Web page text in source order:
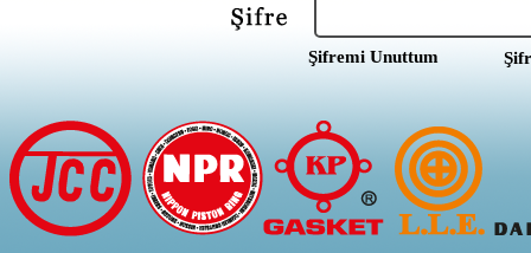
Şifremi Unuttum